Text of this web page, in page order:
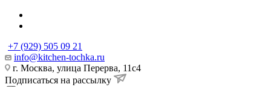
+7 (929) 505 09 21
info@kitchen-tochka.ru
г. Москва, улица Перерва, 11с4
Подписаться на рассылку